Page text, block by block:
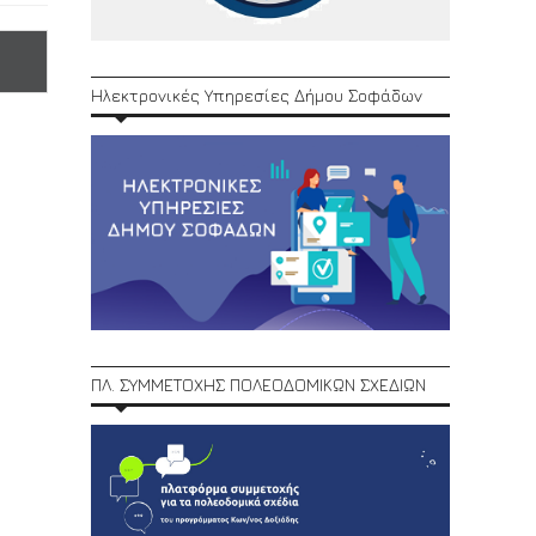
Ηλεκτρονικές Υπηρεσίες Δήμου Σοφάδων
ΠΛ. ΣΥΜΜΕΤΟΧΗΣ ΠΟΛΕΟΔΟΜΙΚΩΝ ΣΧΕΔΙΩΝ